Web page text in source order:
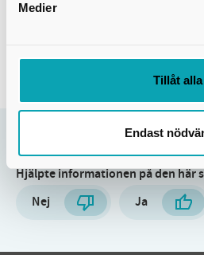
Medier
Tillåt alla
Endast
Sidan uppdaterades:10 sep. 2025
Hjälpte informationen på den här
Nej
Ja